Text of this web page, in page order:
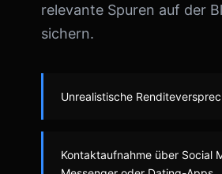
relevante Spuren auf der
sichern.
Unrealistische
Kontaktaufnahme über Social